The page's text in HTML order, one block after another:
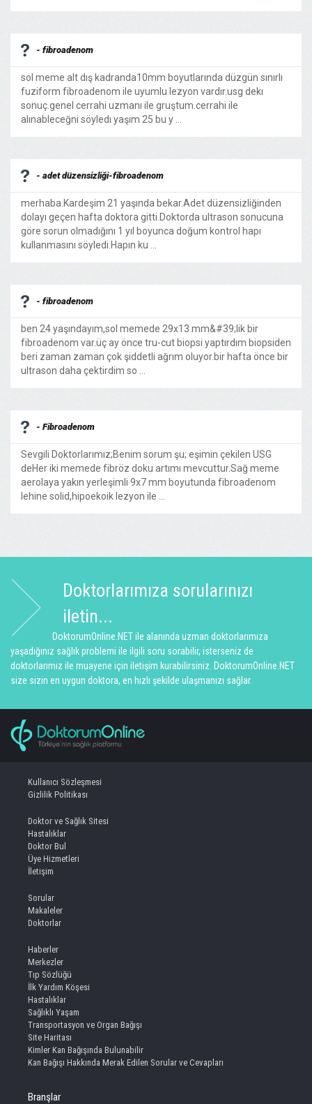
- fibroadenom
sol meme alt dış kadranda10mm boyutlarında düzgün sınırlı
fuziform fibroadenom ile uyumlu lezyon vardır.usg dekı
sonuç.genel cerrahi uzmanı ile gruştum.cerrahi ile
alınableceğni söyledı yaşım 25 bu y ...
- adet düzensizliği-fibroadenom
merhaba.Kardeşim 21 yaşında bekar.Adet düzensizliğinden
dolayı geçen hafta doktora gitti.Doktorda ultrason sonucuna
göre sorun olmadığını 1 yıl boyunca doğum kontrol hapı
kullanmasını söyledi.Hapın ku ...
- fibroadenom
ben 24 yaşındayım,sol memede 29x13 mm&#39;lik bir
fibroadenom var.üç ay önce tru-cut biopsi yaptırdım biopsiden
beri zaman zaman çok şiddetli ağrım oluyor.bir hafta önce bir
ultrason daha çektirdim so ...
- Fibroadenom
Sevgili Doktorlarımız;Benim sorum şu; eşimin çekilen USG
deHer iki memede fibröz doku artımı mevcuttur.Sağ meme
aerolaya yakın yerleşimli 9x7 mm boyutunda fibroadenom
lehine solid,hipoekoik lezyon ile ...
Doktorlarımıza sorularınızı
iletin...
DoktorumOnline.NET ile alanında uzman doktorlarımıza
yaşadığınız sağlık problemi ile ilgili soru sorabilir, isterseniz de
doktorlarımız ile muayene için iletişim kurabilirsiniz. DoktorumOnline.NET
size sizin en uygun doktora, en hızlı şekilde ulaşmanızı sağlar.
Kullanıcı Sözleşmesi
Gizlilik Politikası
Doktor ve Sağlık Sitesi
Hastalıklar
Doktor Bul
Üye Hizmetleri
İletişim
Sorular
Makaleler
Doktorlar
Haberler
Merkezler
Tıp Sözlüğü
İlk Yardım Köşesi
Hastalıklar
Sağlıklı Yaşam
Transportasyon ve Organ Bağışı
Site Haritası
Kimler Kan Bağışında Bulunabilir
Kan Bağışı Hakkında Merak Edilen Sorular ve Cevapları
Branşlar